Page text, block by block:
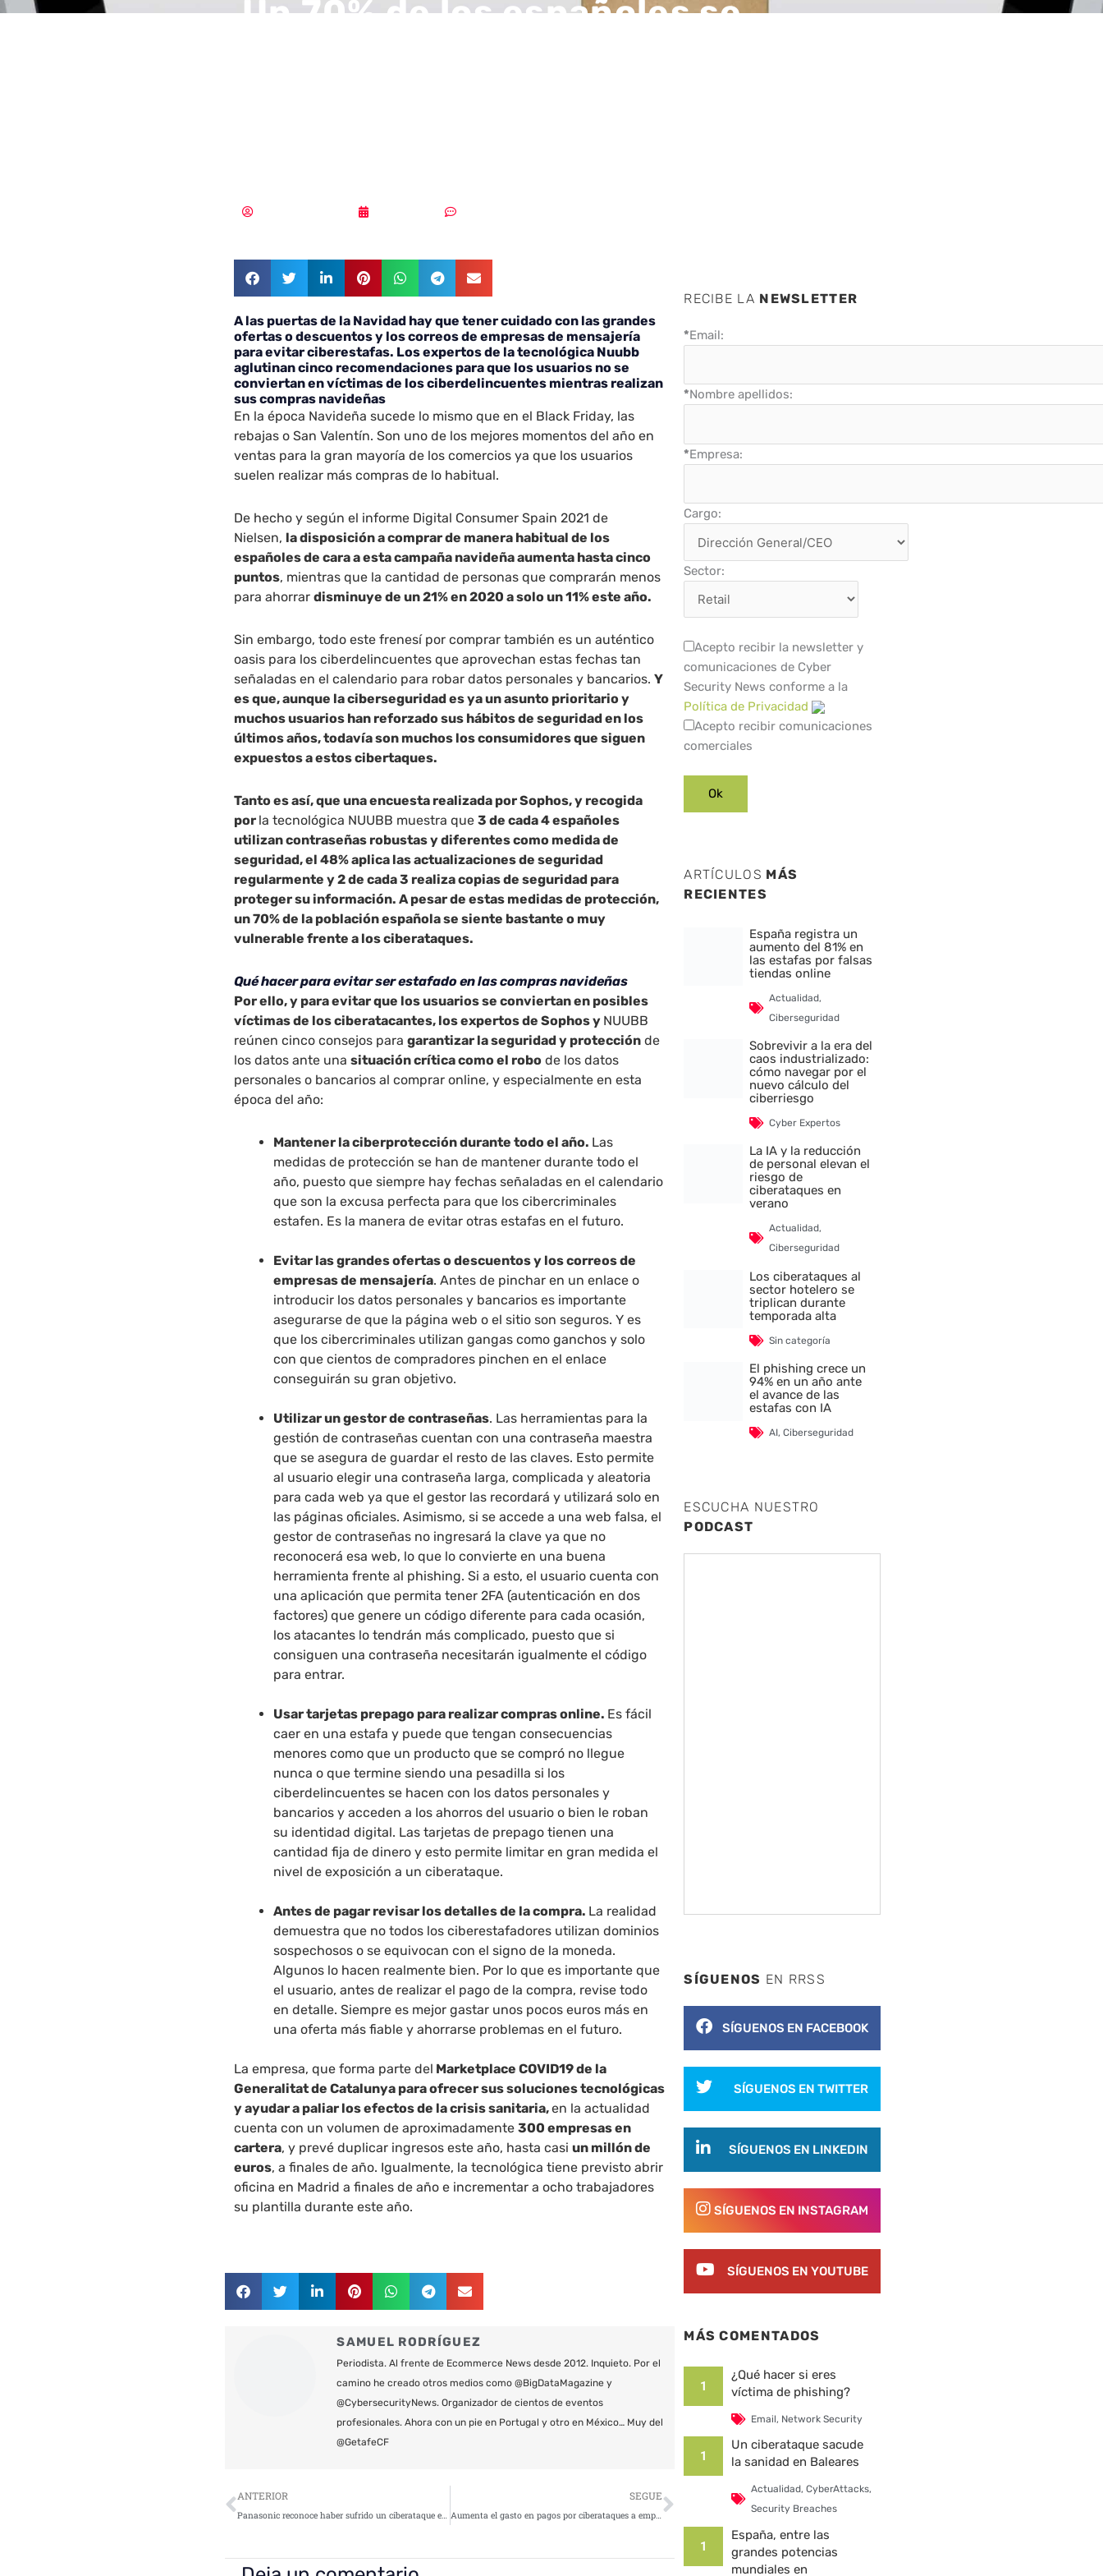
Un 70% de los españoles se
A las puertas de la Navidad hay que tener cuidado con las grandes
ofertas o descuentos y los correos de empresas de mensajería
para evitar ciberestafas. Los expertos de la tecnológica Nuubb
aglutinan cinco recomendaciones para que los usuarios no se
conviertan en víctimas de los ciberdelincuentes mientras realizan
sus compras navideñas
En la época Navideña sucede lo mismo que en el Black Friday, las
rebajas o San Valentín. Son uno de los mejores momentos del año en
ventas para la gran mayoría de los comercios ya que los usuarios
suelen realizar más compras de lo habitual.
De hecho y según el informe Digital Consumer Spain 2021 de
Nielsen, la disposición a comprar de manera habitual de los
españoles de cara a esta campaña navideña aumenta hasta cinco
puntos, mientras que la cantidad de personas que comprarán menos
para ahorrardisminuye de un 21% en 2020 a solo un 11% este año.
Sin embargo, todo este frenesí por comprar también es un auténtico
oasis para los ciberdelincuentes que aprovechan estas fechas tan
señaladas en el calendario para robar datos personales y bancarios.Y
es que, aunque la ciberseguridad es ya un asunto prioritario y
muchos usuarios han reforzado sus hábitos de seguridad en los
últimos años, todavía son muchos los consumidores que siguen
expuestos a estos cibertaques.
Tanto es así, que una encuesta realizada por Sophos, y recogida
por la tecnológica NUUBB muestra que3 de cada 4 españoles
utilizan contraseñas robustas y diferentes como medida de
seguridad, el 48% aplica las actualizaciones de seguridad
regularmente y 2 de cada 3 realiza copias de seguridad para
proteger su información. A pesar de estas medidas de protección,
un 70% de la población española se siente bastante o muy
vulnerable frente a los ciberataques.
Qué hacer para evitar ser estafado en las compras navideñas
Por ello, y para evitar que los usuarios se conviertan en posibles
víctimas de los ciberatacantes, los expertos de Sophos y NUUBB
reúnen cinco consejos paragarantizar la seguridad y protección de
los datos ante unasituación crítica como el robo de los datos
personales o bancarios al comprar online, y especialmente en esta
época del año:
Mantener la ciberprotección durante todo el año. Las
medidas de protección se han de mantener durante todo el
año, puesto que siempre hay fechas señaladas en el calendario
que son la excusa perfecta para que los cibercriminales
estafen. Es la manera de evitar otras estafas en el futuro.
Evitar las grandes ofertas o descuentos y los correos de
empresas de mensajería. Antes de pinchar en un enlace o
introducir los datos personales y bancarios es importante
asegurarse de que la página web o el sitio son seguros. Y es
que los cibercriminales utilizan gangas como ganchos y solo
con que cientos de compradores pinchen en el enlace
conseguirán su gran objetivo.
Utilizar un gestor de contraseñas. Las herramientas para la
gestión de contraseñas cuentan con una contraseña maestra
que se asegura de guardar el resto de las claves. Esto permite
al usuario elegir una contraseña larga, complicada y aleatoria
para cada web ya que el gestor las recordará y utilizará solo en
las páginas oficiales. Asimismo, si se accede a una web falsa, el
gestor de contraseñas no ingresará la clave ya que no
reconocerá esa web, lo que lo convierte en una buena
herramienta frente al phishing. Si a esto, el usuario cuenta con
una aplicación que permita tener 2FA (autenticación en dos
factores) que genere un código diferente para cada ocasión,
los atacantes lo tendrán más complicado, puesto que si
consiguen una contraseña necesitarán igualmente el código
para entrar.
Usar tarjetas prepago para realizar compras online. Es fácil
caer en una estafa y puede que tengan consecuencias
menores como que un producto que se compró no llegue
nunca o que termine siendo una pesadilla si los
ciberdelincuentes se hacen con los datos personales y
bancarios y acceden a los ahorros del usuario o bien le roban
su identidad digital. Las tarjetas de prepago tienen una
cantidad fija de dinero y esto permite limitar en gran medida el
nivel de exposición a un ciberataque.
Antes de pagar revisar los detalles de la compra. La realidad
demuestra que no todos los ciberestafadores utilizan dominios
sospechosos o se equivocan con el signo de la moneda.
Algunos lo hacen realmente bien. Por lo que es importante que
el usuario, antes de realizar el pago de la compra, revise todo
en detalle. Siempre es mejor gastar unos pocos euros más en
una oferta más fiable y ahorrarse problemas en el futuro.
La empresa, que forma parte del Marketplace COVID19 de la
Generalitat de Catalunya para ofrecer sus soluciones tecnológicas
y ayudar a paliar los efectos de la crisis sanitaria,en la actualidad
cuenta con un volumen de aproximadamente300 empresas en
cartera, y prevé duplicar ingresos este año, hasta casiun millón de
euros, a finales de año. Igualmente, la tecnológica tiene previsto abrir
oficina en Madrid a finales de año e incrementar a ocho trabajadores
su plantilla durante este año.
SAMUEL RODRÍGUEZ
Periodista. Al frente de Ecommerce News desde 2012. Inquieto. Por el
camino he creado otros medios como @BigDataMagazine y
@CybersecurityNews. Organizador de cientos de eventos
profesionales. Ahora con un pie en Portugal y otro en México… Muy del
@GetafeCF
Ant
ANTERIOR
Panasonic reconoce haber sufrido un ciberataque en noviembre
SEGUE
Aumenta el gasto en pagos por ciberataques a empresas catalanas
Siguiente
RECIBE LA NEWSLETTER
*Email:
*Nombre apellidos:
*Empresa:
Cargo:
Sector:
Acepto recibir la newsletter y
comunicaciones de Cyber
Security News conforme a la
Política de Privacidad
Acepto recibir comunicaciones
comerciales
ARTÍCULOS MÁS
RECIENTES
España registra un
aumento del 81% en
las estafas por falsas
tiendas online
Actualidad,
Ciberseguridad
Sobrevivir a la era del
caos industrializado:
cómo navegar por el
nuevo cálculo del
ciberriesgo
Cyber Expertos
La IA y la reducción
de personal elevan el
riesgo de
ciberataques en
verano
Actualidad,
Ciberseguridad
Los ciberataques al
sector hotelero se
triplican durante
temporada alta
Sin categoría
El phishing crece un
94% en un año ante
el avance de las
estafas con IA
AI,Ciberseguridad
ESCUCHA NUESTRO
PODCAST
SÍGUENOS EN RRSS
SÍGUENOS EN FACEBOOK
SÍGUENOS EN TWITTER
SÍGUENOS EN LINKEDIN
SÍGUENOS EN INSTAGRAM
SÍGUENOS EN YOUTUBE
MÁS COMENTADOS
1
¿Qué hacer si eres
víctima de phishing?
Email, Network Security
1
Un ciberataque sacude
la sanidad en Baleares
Actualidad, CyberAttacks,
Security Breaches
1
España, entre las
grandes potencias
mundiales en